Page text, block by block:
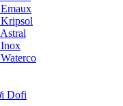
Dofi